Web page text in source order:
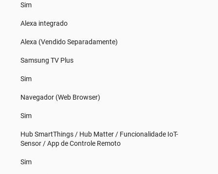
Sim
Alexa integrado
Alexa (Vendido Separadamente)
Samsung TV Plus
Sim
Navegador (Web Browser)
Sim
Hub SmartThings / Hub Matter / Funcionalidade IoT-
Sensor / App de Controle Remoto
Sim